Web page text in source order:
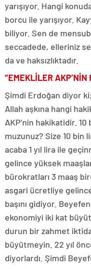
yarışıyor. Hangi
borcu ile yarışıyor.
biliyor. Sen de
seccadede, elleriniz
da ve haksızlıktadır.
“EMEKLİLER AKP’NİN
Şimdi Erdoğan diyor
Allah aşkına hangi
AKP’nin hakikatidir.
muzunuz? Size 10 bin
acaba 1 yıl lira ile
gelince yüksek
bürokratları 3 maaş
asgari ücretliye
başını gidiyor.
ekonomiyi iki kat
durun bir zahmet
büyütmeyin. 22 yıl
diyorlardı. Şimdi